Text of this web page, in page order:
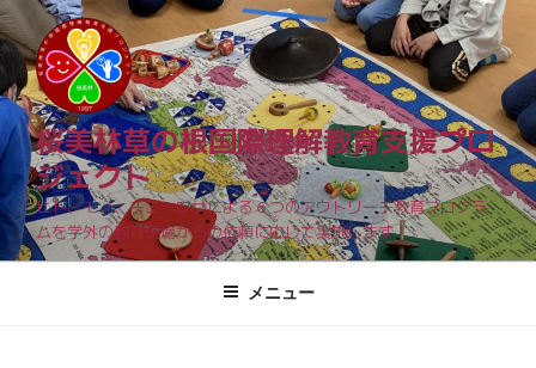
コ
ン
テ
ン
ツ
へ
ス
キ
桜美林草の根国際理解教育支援プロ
ジェクト
ヒト、モノ、チエ・ワザによる６つのアウトリーチ教育プログラ
ムを学外の教育現場からの依頼に応じて実施します
メニュー